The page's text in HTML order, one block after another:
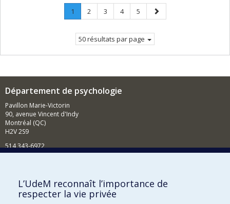
Page
1
Page
Page
2 Page
3 Page
4 Page
5
Page
suivante
50 résultats par page
Département de psychologie
Pavillon Marie-Victorin
90, avenue Vincent d'Indy
Montréal (QC)
H2V 2S9
514 343-6972
Comment soutenir le Département?
BESOIN D'AIDE?
L’UdeM reconnaît l’importance de
respecter la vie privée